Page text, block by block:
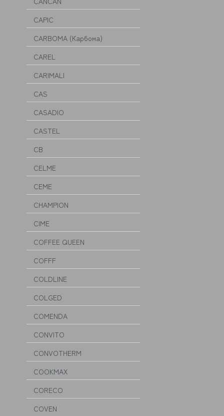
CAPIC
CARBOMA (Карбома)
CAREL
CARIMALI
CAS
CASADIO
CASTEL
CB
CELME
CEME
CHAMPION
CIME
COFFEE QUEEN
COFFF
COLDLINE
COLGED
COMENDA
CONVITO
CONVOTHERM
COOKMAX
CORECO
COVEN